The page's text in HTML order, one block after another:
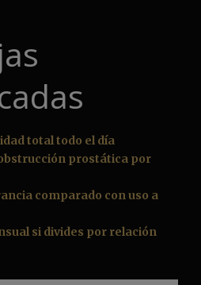
total todo el día
prostática por
comparado con uso a
si divides por relación